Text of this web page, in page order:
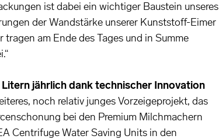
ist dabei ein wichtiger Baustein unseres
der Wandstärke unserer Kunststoff-Eimer
am Ende des Tages und in Summe
jährlich dank technischer Innovation
noch relativ junges Vorzeigeprojekt, das
bei den Premium Milchmachern
Centrifuge Water Saving Units in den